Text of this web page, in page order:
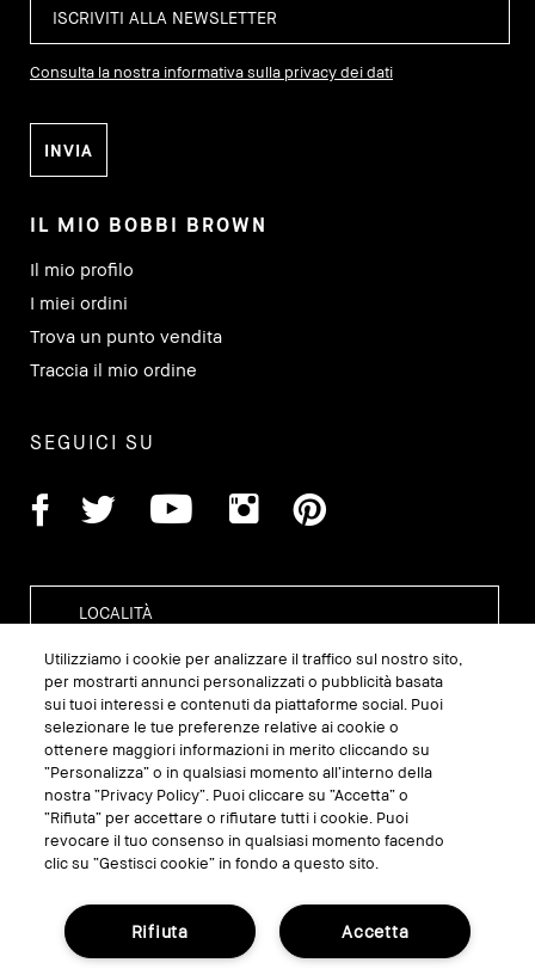
Consulta la nostra informativa sulla privacy dei dati
IL MIO BOBBI BROWN
Il mio profilo
I miei ordini
Trova un punto vendita
Traccia il mio ordine
SEGUICI SU
GESTISCI I COOKIE DEL SITO
TERMINI E CONDIZIONI
INFORMATIVA SULLA PRIVACY
REGOLAMENTO PROMO
Utilizziamo i cookie per analizzare il traffico sul nostro sito,
per mostrarti annunci personalizzati o pubblicità basata
sui tuoi interessi e contenuti da piattaforme social. Puoi
selezionare le tue preferenze relative ai cookie o
ottenere maggiori informazioni in merito cliccando su
“Personalizza” o in qualsiasi momento all’interno della
nostra “Privacy Policy”. Puoi cliccare su “Accetta” o
“Rifiuta” per accettare o rifiutare tutti i cookie. Puoi
revocare il tuo consenso in qualsiasi momento facendo
clic su “Gestisci cookie” in fondo a questo sito.
Accetta
Rifiuta